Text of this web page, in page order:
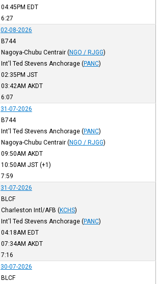
04:45PM EDT
6:27
02-08-2026
B744
Nagoya-Chubu Centrair (NGO / RJGG)
Int'l Ted Stevens Anchorage (PANC)
02:35PM JST
03:42AM AKDT
6:07
31-07-2026
B744
Int'l Ted Stevens Anchorage (PANC)
Nagoya-Chubu Centrair (NGO / RJGG)
09:50AM AKDT
10:50AM JST(+1)
7:59
31-07-2026
BLCF
Charleston Intl/AFB (KCHS)
Int'l Ted Stevens Anchorage (PANC)
04:18AM EDT
07:34AM AKDT
7:16
30-07-2026
BLCF